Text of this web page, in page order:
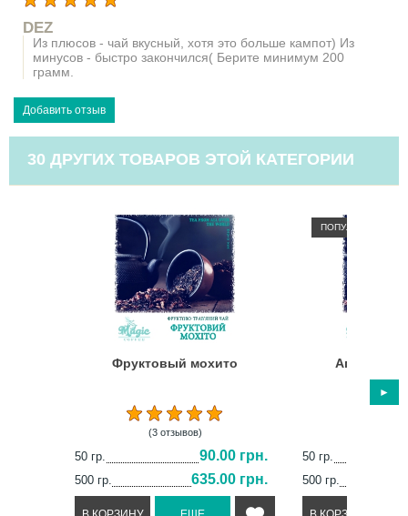
DEZ
Из плюсов - чай вкусный, хотя это больше кампот) Из
минусов - быстро закончился( Берите минимум 200
грамм.
30 ДРУГИХ ТОВАРОВ ЭТОЙ КАТЕГОРИИ
Фруктовый мохито
(3 отзывов)
50 гр. 90.00 грн.
500 гр. 635.00 грн.
ПОПУЛЯРНЫЙ
50 гр.
500 гр.